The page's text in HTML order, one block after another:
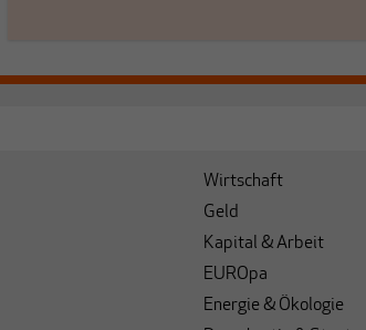
Wirtschaft
Geld
Kapital & Arbeit
EUROpa
Energie & Ökologie